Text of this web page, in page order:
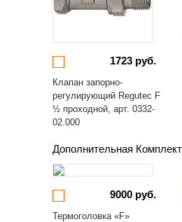
1723 руб.
Клапан запорно-
регулирующий Regutec F
½ проходной, арт. 0332-
02.000
Дополнительная
9000 руб.
Термоголовка «F»